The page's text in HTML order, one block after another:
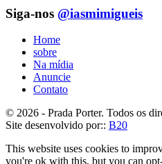
Siga-nos @iasmimigueis
Home
sobre
Na mídia
Anuncie
Contato
© 2026 - Prada Porter. Todos os
Site desenvolvido por:: B20
This website uses cookies to
you're ok with this, but you can